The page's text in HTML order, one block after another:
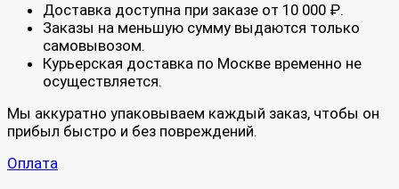
Доставка доступна при заказе от 10 000 ₽.
Заказы на меньшую сумму выдаются только
самовывозом.
Курьерская доставка по Москве временно не
осуществляется.
Мы аккуратно упаковываем каждый заказ, чтобы он
прибыл быстро и без повреждений.
Оплата